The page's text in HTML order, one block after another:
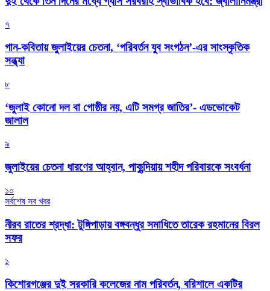
৭
গান-কবিতায় জুলাইয়ের চেতনা, ‘পরিবর্তন যুব সংগঠন’-এর সাংস্কৃতিক
সন্ধ্যা
৮
‘জুলাই কোনো দল বা গোষ্ঠীর নয়, এটি সমগ্র জাতির’- এডভোকেট
জালাল
৯
জুলাইয়ের চেতনা ধারণের আহ্বান, পাকুন্দিয়ায় শহীদ পরিবারকে সংবর্ধনা
১০
সর্বশেষ সব খবর
নীরব রাতের শ্রদ্ধা: টুঙ্গিপাড়ায় বঙ্গবন্ধুর সমাধিতে তারেক রহমানের বিরল
সফর
১
কিশোরগঞ্জের দুই সরকারি কলেজের নাম পরিবর্তন, বরিশালে একটির